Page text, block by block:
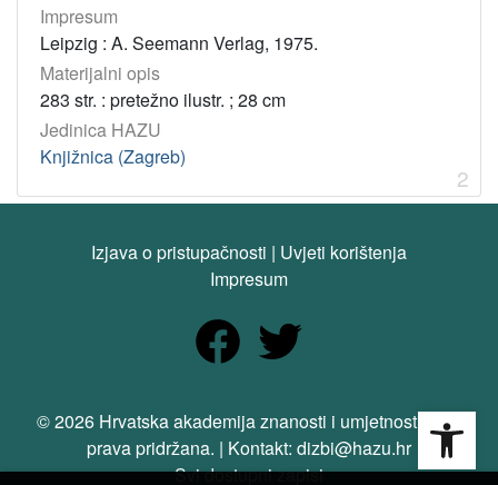
Impresum
Leipzig : A. Seemann Verlag, 1975.
Materijalni opis
283 str. : pretežno ilustr. ; 28 cm
Jedinica HAZU
Knjižnica (Zagreb)
2
Izjava o pristupačnosti | Uvjeti korištenja
Impresum
© 2026 Hrvatska akademija znanosti i umjetnosti. Sva
prava pridržana. | Kontakt: dizbi@hazu.hr
Svi dostupni zapisi